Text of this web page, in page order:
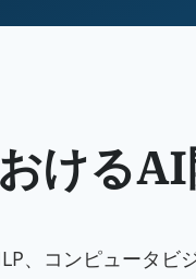
けるAI
、コンピュータ